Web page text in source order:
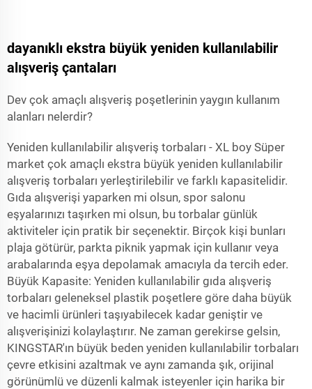
dayanıklı ekstra büyük yeniden kullanılabilir
alışveriş çantaları
Dev çok amaçlı alışveriş poşetlerinin yaygın kullanım
alanları nelerdir?
Yeniden kullanılabilir alışveriş torbaları - XL boy Süper
market çok amaçlı ekstra büyük yeniden kullanılabilir
alışveriş torbaları yerleştirilebilir ve farklı kapasitelidir.
Gıda alışverişi yaparken mi olsun, spor salonu
eşyalarınızı taşırken mi olsun, bu torbalar günlük
aktiviteler için pratik bir seçenektir. Birçok kişi bunları
plaja götürür, parkta piknik yapmak için kullanır veya
arabalarında eşya depolamak amacıyla da tercih eder.
Büyük Kapasite: Yeniden kullanılabilir gıda alışveriş
torbaları geleneksel plastik poşetlere göre daha büyük
ve hacimli ürünleri taşıyabilecek kadar geniştir ve
alışverişinizi kolaylaştırır. Ne zaman gerekirse gelsin,
KINGSTAR'ın büyük beden yeniden kullanılabilir torbaları
çevre etkisini azaltmak ve aynı zamanda şık, orijinal
görünümlü ve düzenli kalmak isteyenler için harika bir